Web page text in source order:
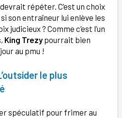
répéter. C’est un choix
son entraîneur lui enlève les
? Comme c’est l’un
King Trezy pourrait bien
au pmu !
le plus
spéculatif pour frimer au